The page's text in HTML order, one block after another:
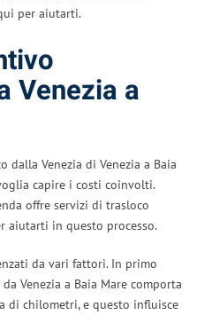
per aiutarti.
Venezia a
dalla Venezia di Venezia a Baia
capire i costi coinvolti.
offre servizi di trasloco
aiutarti in questo processo.
da vari fattori. In primo
Venezia a Baia Mare comporta
di chilometri, e questo influisce